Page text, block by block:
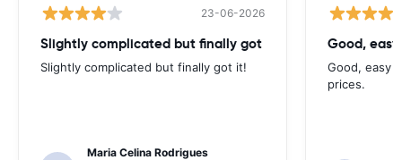
23-06-2026
Slightly complicated but finally got
Slightly complicated but finally got it!
Maria Celina Rodrigues
Good,
Good, easy
prices.